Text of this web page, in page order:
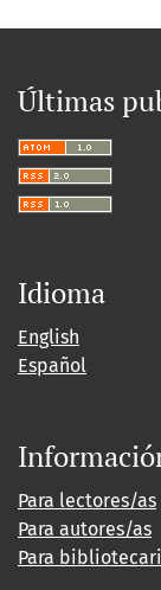
Últimas
Idioma
English
Español
Para lectores/as
Para autores/as
Para